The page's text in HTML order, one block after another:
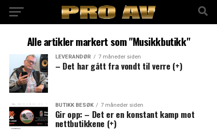
Alle artikler markert som "Musikkbutikk"
LEVERANDØR 7 måneder siden
– Det har gått fra vondt til verre (+)
BUTIKK BESØK 7 måneder siden
Gir opp: – Det er en konstant kamp mot
nettbutikkene (+)